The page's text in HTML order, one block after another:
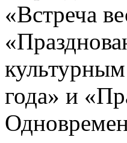
«Встреча
года» и